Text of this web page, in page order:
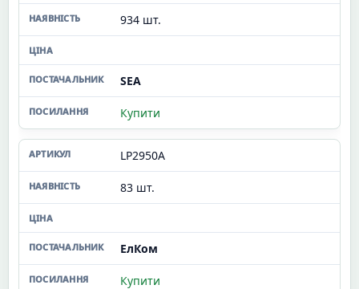
934 шт.
SEA
Купити
LP2950A
83 шт.
ЕлКом
Купити